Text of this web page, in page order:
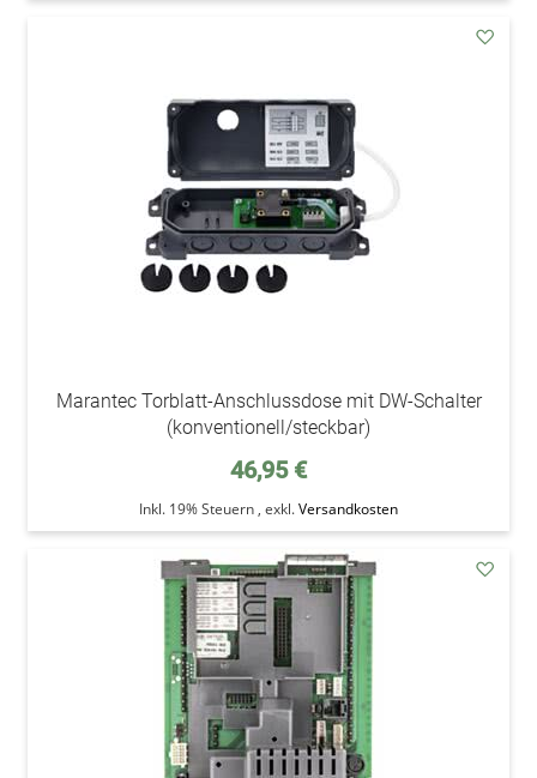
Marantec Torblatt-Anschlussdose mit DW-Schalter
(konventionell/steckbar)
46,95 €
Inkl. 19% Steuern , exkl.Versandkosten